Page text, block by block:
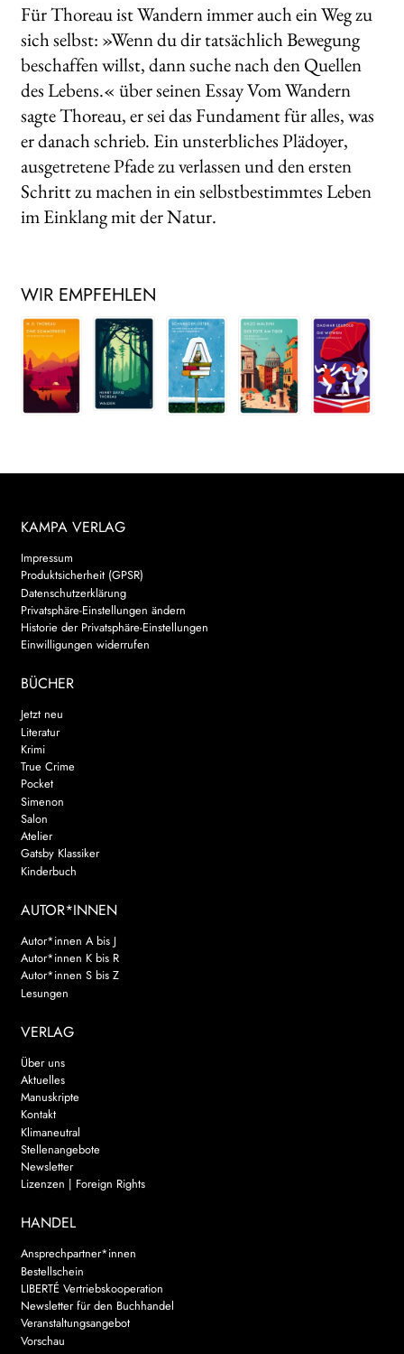
Für Thoreau ist Wandern immer auch ein Weg zu
sich selbst: »Wenn du dir tatsächlich Bewegung
beschaffen willst, dann suche nach den Quellen
des Lebens.« über seinen Essay Vom Wandern
sagte Thoreau, er sei das Fundament für alles, was
er danach schrieb. Ein unsterbliches Plädoyer,
ausgetretene Pfade zu verlassen und den ersten
Schritt zu machen in ein selbstbestimmtes Leben
im Einklang mit der Natur.
WIR EMPFEHLEN
KAMPA VERLAG
Impressum
Produktsicherheit (GPSR)
Datenschutzerklärung
Privatsphäre-Einstellungen ändern
Historie der Privatsphäre-Einstellungen
Einwilligungen widerrufen
BÜCHER
Jetzt neu
Literatur
Krimi
True Crime
Pocket
Simenon
Salon
Atelier
Gatsby Klassiker
Kinderbuch
AUTOR*INNEN
Autor*innen A bis J
Autor*innen K bis R
Autor*innen S bis Z
Lesungen
VERLAG
Über uns
Aktuelles
Manuskripte
Kontakt
Klimaneutral
Stellenangebote
Newsletter
Lizenzen | Foreign Rights
HANDEL
Ansprechpartner*innen
Bestellschein
LIBERTÉ Vertriebskooperation
Newsletter für den Buchhandel
Veranstaltungsangebot
Vorschau